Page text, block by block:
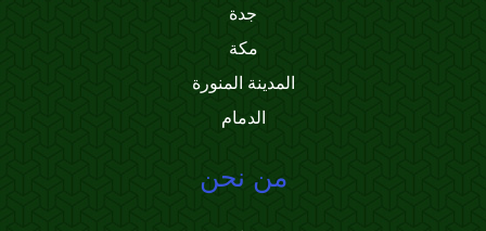
جدة
مكة
المدينة المنورة
الدمام
من نحن